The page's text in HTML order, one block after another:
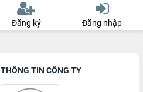
Đăng ký Đăng nhập
THÔNG TIN CÔNG TY